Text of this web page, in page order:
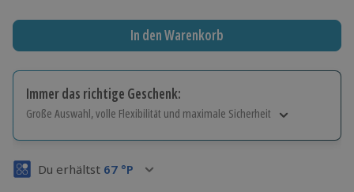
In den Warenkorb
Immer das richtige Geschenk:
Große Auswahl, volle Flexibilität und maximale Sicherheit
Volle Flexibilität
Du erhältst 67 °P